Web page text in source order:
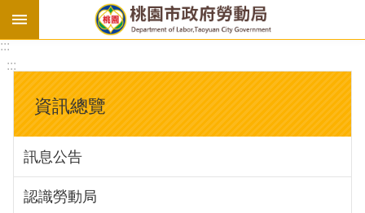
基
法
勞
資
會
庇
:::
:::
資訊總覽
訊息公告
認識勞動局